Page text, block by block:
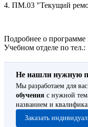
4. ПМ.03 "Текущий
Подробнее о программе
Учебном отделе по тел.:
Не нашли нужную
Мы разработаем для вас
обучения с нужной
названием и
Заказать